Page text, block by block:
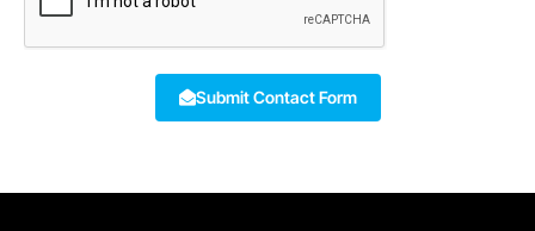
Submit Contact Form